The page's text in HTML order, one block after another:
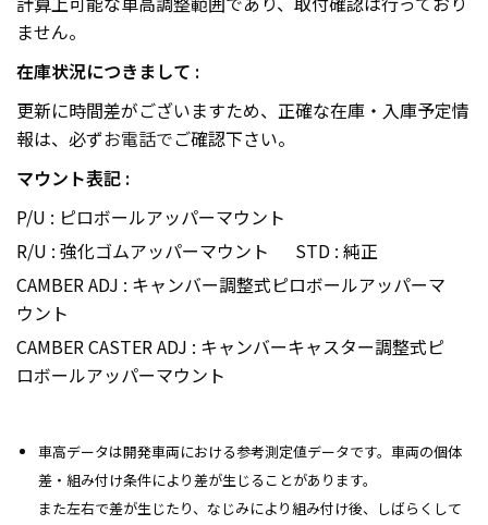
ません。
在庫状況につきまして :
更新に時間差がございますため、正確な在庫・入庫予定情
報は、必ずお電話でご確認下さい。
マウント表記 :
P/U : ピロボールアッパーマウント
R/U : 強化ゴムアッパーマウント
STD : 純正
CAMBER ADJ : キャンバー調整式ピロボールアッパーマ
ウント
CAMBER CASTER ADJ : キャンバーキャスター調整式ピ
ロボールアッパーマウント
車高データは開発車両における参考測定値データです。車両の個体
差・組み付け条件により差が生じることがあります。
また左右で差が生じたり、なじみにより組み付け後、しばらくして